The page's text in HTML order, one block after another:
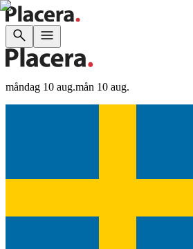
måndag 10 aug.mån 10 aug.